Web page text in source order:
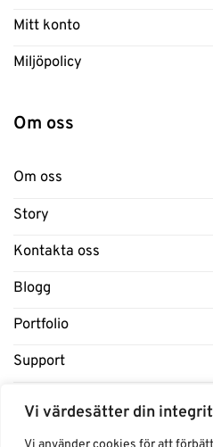
Vi värdesätter din
Mitt konto
Miljöpolicy
Om oss
Om oss
Story
Kontakta oss
Blogg
Portfolio
Support
Samarbeten Influencers